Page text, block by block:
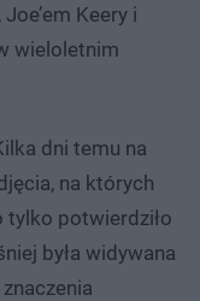
Keery i
wieloletnim
dni temu na
na których
tylko potwierdziło
była widywana